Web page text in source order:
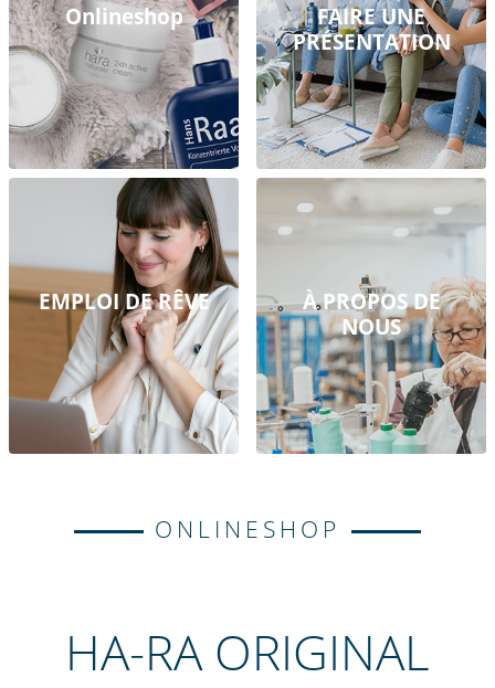
Onlineshop
FAIRE UNE
PRÉSENTATION
EMPLOI DE RÊVE
À PROPOS DE
NOUS
ONLINESHOP
HA-RA ORIGINAL